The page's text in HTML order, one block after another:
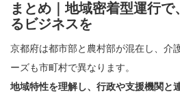
まとめ｜地域密着型運行で
るビジネスを
京都府は都市部と農村部が混在し、介
ーズも市町村で異なります。
地域特性を理解し、行政や支援機関と